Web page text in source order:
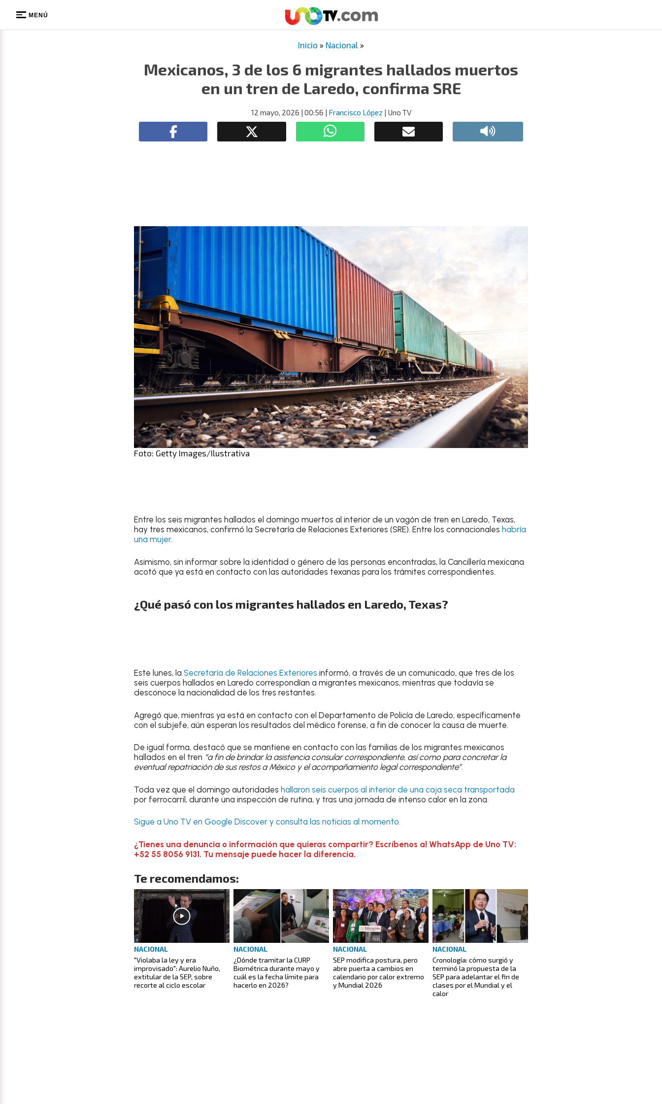
MENÚ
Inicio » Nacional »
Mexicanos, 3 de los 6 migrantes hallados muertos
en un tren de Laredo, confirma SRE
12 mayo, 2026 | 00:56 | Francisco López | Uno TV
Foto: Getty Images/Ilustrativa
Entre los seis migrantes hallados el domingo muertos al interior de un vagón de tren en Laredo, Texas,
hay tres mexicanos, confirmó la Secretaría de Relaciones Exteriores (SRE). Entre los connacionales habría
una mujer.
Asimismo, sin informar sobre la identidad o género de las personas encontradas, la Cancillería mexicana
acotó que ya está en contacto con las autoridades texanas para los trámites correspondientes.
¿Qué pasó con los migrantes hallados en Laredo, Texas?
Este lunes, la Secretaría de Relaciones Exteriores informó, a través de un comunicado, que tres de los
seis cuerpos hallados en Laredo correspondían a migrantes mexicanos, mientras que todavía se
desconoce la nacionalidad de los tres restantes.
Agregó que, mientras ya está en contacto con el Departamento de Policía de Laredo, específicamente
con el subjefe, aún esperan los resultados del médico forense, a fin de conocer la causa de muerte.
De igual forma, destacó que se mantiene en contacto con las familias de los migrantes mexicanos
hallados en el tren “a fin de brindar la asistencia consular correspondiente, así como para concretar la
eventual repatriación de sus restos a México y el acompañamiento legal correspondiente”.
Toda vez que el domingo autoridades hallaron seis cuerpos al interior de una caja seca transportada
por ferrocarril, durante una inspección de rutina, y tras una jornada de intenso calor en la zona.
Sigue a Uno TV en Google Discover y consulta las noticias al momento.
¿Tienes una denuncia o información que quieras compartir? Escríbenos al WhatsApp de Uno TV:
+52 55 8056 9131. Tu mensaje puede hacer la diferencia.
Te recomendamos:
NACIONAL
"Violaba la ley y era
improvisado": Aurelio Nuño,
extitular de la SEP, sobre
recorte al ciclo escolar
NACIONAL
¿Dónde tramitar la CURP
Biométrica durante mayo y
cuál es la fecha límite para
hacerlo en 2026?
NACIONAL
SEP modifica postura, pero
abre puerta a cambios en
calendario por calor extremo
y Mundial 2026
NACIONAL
Cronología: cómo surgió y
terminó la propuesta de la
SEP para adelantar el fin de
clases por el Mundial y el
calor